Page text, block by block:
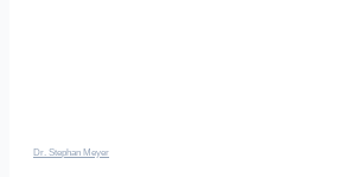
Dr. Stephan Meyer